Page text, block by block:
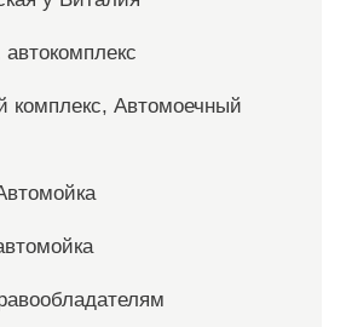
комплекс, Автомоечный